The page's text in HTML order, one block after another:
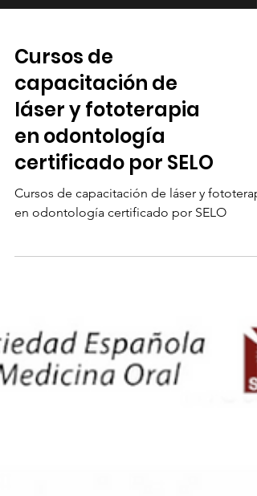
Cursos de
capacitación de
láser y fototerapia
en odontología
certificado por SELO